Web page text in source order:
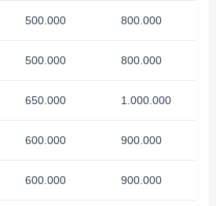
500.000 800.000
500.000 800.000
650.000 1.000.000
600.000 900.000
600.000 900.000